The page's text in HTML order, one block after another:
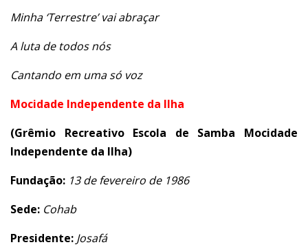
Minha ‘Terrestre’ vai abraçar
A luta de todos nós
Cantando em uma só voz
Mocidade Independente da Ilha
(Grêmio Recreativo Escola de Samba Mocidade
Independente da Ilha)
Fundação: 13 de fevereiro de 1986
Sede: Cohab
Presidente: Josafá